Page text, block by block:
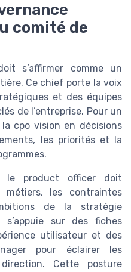
comité de
s’affirmer comme un
Ce chief porte la voix
et des équipes
de l’entreprise. Pour un
cpo vision en décisions
les priorités et la
le product officer doit
les contraintes
de la stratégie
sur des fiches
utilisateur et des
pour éclairer les
Cette posture